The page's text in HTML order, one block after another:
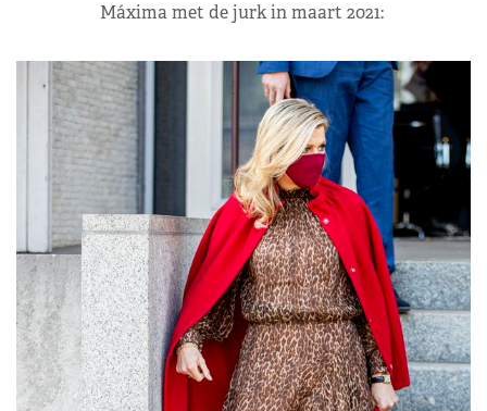
Máxima met de jurk in maart 2021: